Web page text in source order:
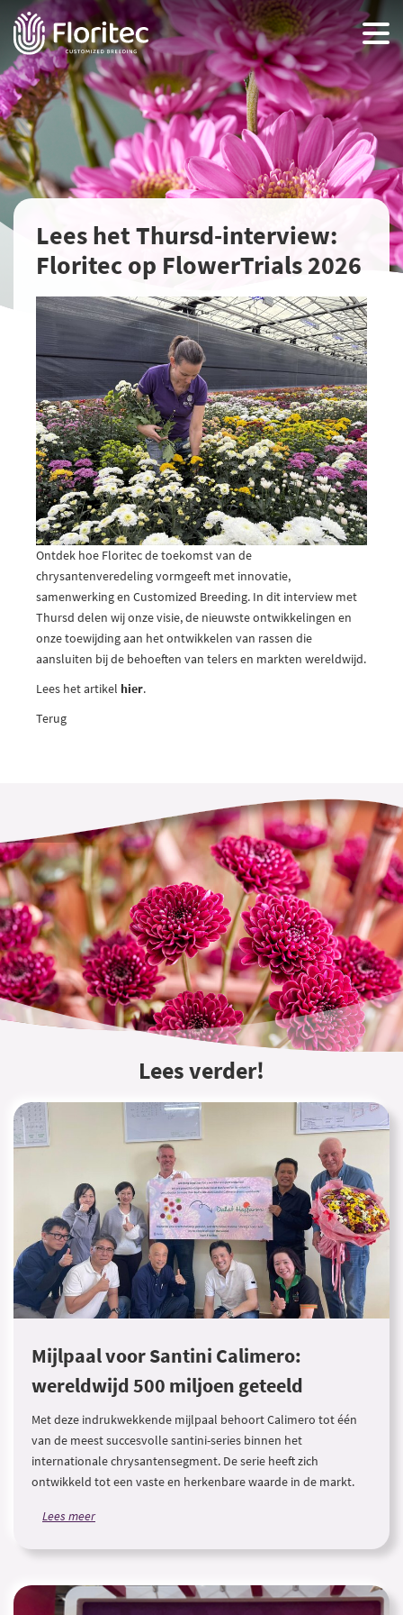
Lees het Thursd-interview:
Floritec op FlowerTrials 2026
Ontdek hoe Floritec de toekomst van de
chrysantenveredeling vormgeeft met innovatie,
samenwerking en Customized Breeding. In dit interview met
Thursd delen wij onze visie, de nieuwste ontwikkelingen en
onze toewijding aan het ontwikkelen van rassen die
aansluiten bij de behoeften van telers en markten wereldwijd.
Lees het artikel hier.
Terug
Lees verder!
Mijlpaal voor Santini Calimero:
wereldwijd 500 miljoen geteeld
Met deze indrukwekkende mijlpaal behoort Calimero tot één
van de meest succesvolle santini-series binnen het
internationale chrysantensegment. De serie heeft zich
ontwikkeld tot een vaste en herkenbare waarde in de markt.
Lees meer